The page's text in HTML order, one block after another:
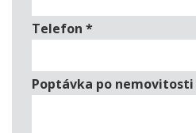
Telefon *
Poptávka po nemovitosti